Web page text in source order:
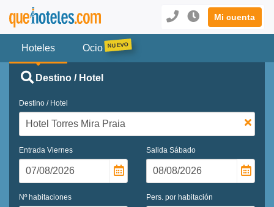
Mi cuenta
Hoteles Ocio
Destino / Hotel
Destino / Hotel
Entrada Viernes Salida Sábado
Nº habitaciones Pers. por habitación